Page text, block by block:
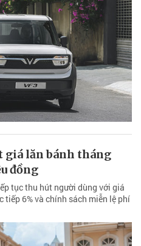
giá lăn bánh tháng
đồng
tục thu hút người dùng với giá
6% và chính sách miễn lệ phí